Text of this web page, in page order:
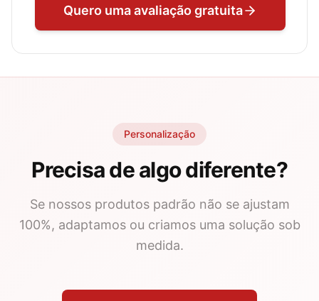
Quero uma avaliação gratuita
Personalização
Precisa de algo diferente?
Se nossos produtos padrão não se ajustam
100%, adaptamos ou criamos uma solução sob
medida.